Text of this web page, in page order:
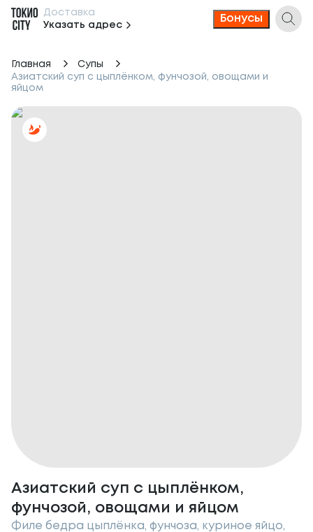
Доставка
Указать адрес
Бонусы
Главная
Супы
Азиатский суп с цыплёнком, фунчозой, овощами и
яйцом
Азиатский суп с цыплёнком,
фунчозой, овощами и яйцом
Филе бедра цыплёнка, фунчоза, куриное яйцо,